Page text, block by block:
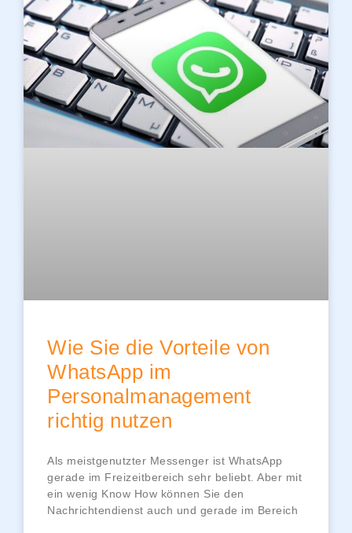
Wie Sie die Vorteile von
WhatsApp im
Personalmanagement
richtig nutzen
Als meistgenutzter Messenger ist WhatsApp
gerade im Freizeitbereich sehr beliebt. Aber mit
ein wenig Know How können Sie den
Nachrichtendienst auch und gerade im Bereich